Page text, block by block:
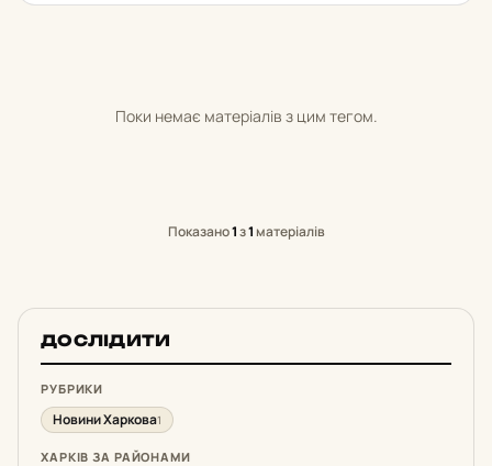
Поки немає матеріалів з цим тегом.
Показано1з1матеріалів
ДОСЛІДИТИ
РУБРИКИ
Новини Харкова1
ХАРКІВ ЗА РАЙОНАМИ